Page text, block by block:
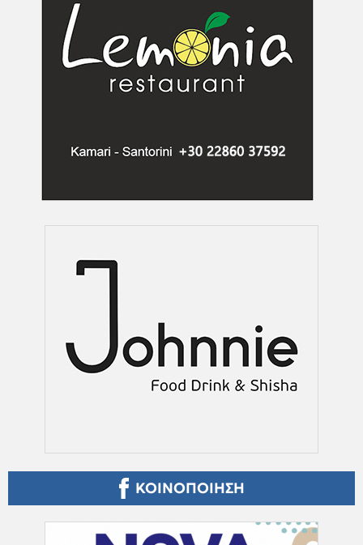
ΚΟΙΝΟΠΟΙΗΣΗ